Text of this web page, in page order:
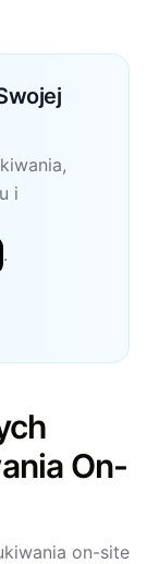
i
.
On-
on-site